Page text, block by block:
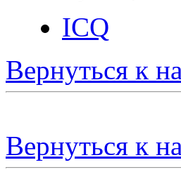
ICQ
Вернуться к
Вернуться к